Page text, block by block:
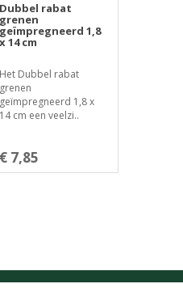
Dubbel rabat
grenen
geïmpregneerd 1,8
x 14 cm
Het Dubbel rabat
grenen
geïmpregneerd 1,8 x
14 cm een veelzi..
€ 7,85